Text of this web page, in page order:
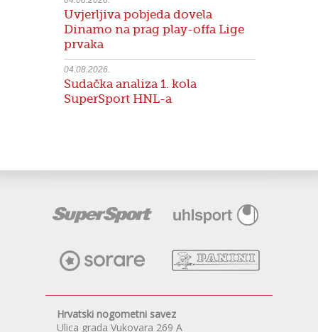
Uvjerljiva pobjeda dovela
Dinamo na prag play-offa Lige
prvaka
04.08.2026.
Sudačka analiza 1. kola
SuperSport HNL-a
Hrvatski nogometni savez
Ulica grada Vukovara 269 A